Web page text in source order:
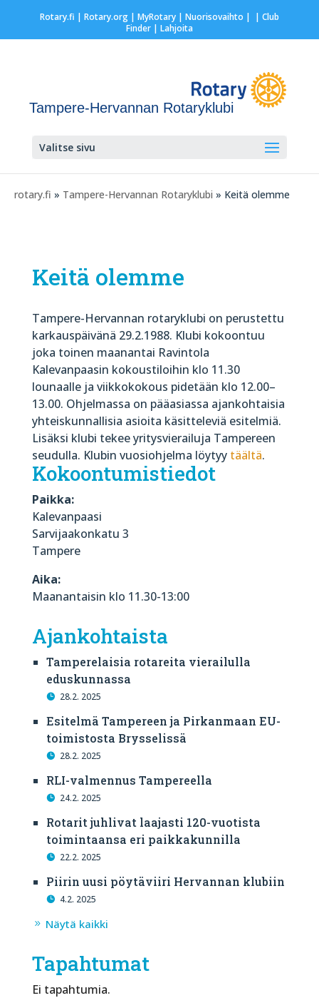
Rotary.fi | Rotary.org| MyRotary | Nuorisovaihto | | Club
Finder| Lahjoita
Tampere-Hervannan Rotaryklubi
Valitse sivu
rotary.fi » Tampere-Hervannan Rotaryklubi » Keitä olemme
Keitä olemme
Tampere-Hervannan rotaryklubi on perustettu
karkauspäivänä 29.2.1988. Klubi kokoontuu
joka toinen maanantai Ravintola
Kalevanpaasin kokoustiloihin klo 11.30
lounaalle ja viikkokokous pidetään klo 12.00–
13.00. Ohjelmassa on pääasiassa ajankohtaisia
yhteiskunnallisia asioita käsitteleviä esitelmiä.
Lisäksi klubi tekee yritysvierailuja Tampereen
seudulla. Klubin vuosiohjelma löytyy täältä.
Kokoontumistiedot
Paikka:
Kalevanpaasi
Sarvijaakonkatu 3
Tampere
Aika:
Maanantaisin klo 11.30-13:00
Ajankohtaista
Tamperelaisia rotareita vierailulla
eduskunnassa
28.2. 2025
Esitelmä Tampereen ja Pirkanmaan EU-
toimistosta Brysselissä
28.2. 2025
RLI-valmennus Tampereella
24.2. 2025
Rotarit juhlivat laajasti 120-vuotista
toimintaansa eri paikkakunnilla
22.2. 2025
Piirin uusi pöytäviiri Hervannan klubiin
4.2. 2025
Näytä kaikki
Tapahtumat
Ei tapahtumia.